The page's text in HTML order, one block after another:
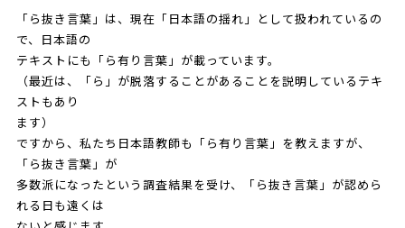
「ら抜き言葉」は、現在「日本語の揺れ」として扱われているの
で、日本語の
テキストにも「ら有り言葉」が載っています。
（最近は、「ら」が脱落することがあることを説明しているテキ
ストもあり
ます）
ですから、私たち日本語教師も「ら有り言葉」を教えますが、
「ら抜き言葉」が
多数派になったという調査結果を受け、「ら抜き言葉」が認めら
れる日も遠くは